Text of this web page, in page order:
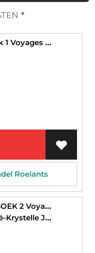
*
Voyages 1 tekstboek 1 Voyages nieuw
Roelants
VOYAGES 2 TEKSTBOEK 2 Voyages nieuw
Jacqueline Sword